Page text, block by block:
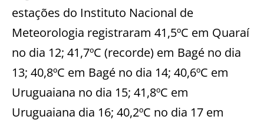
estações do Instituto Nacional de
Meteorologia registraram 41,5ºC em Quaraí
no dia 12; 41,7ºC (recorde) em Bagé no dia
13; 40,8ºC em Bagé no dia 14; 40,6ºC em
Uruguaiana no dia 15; 41,8ºC em
Uruguaiana dia 16; 40,2ºC no dia 17 em